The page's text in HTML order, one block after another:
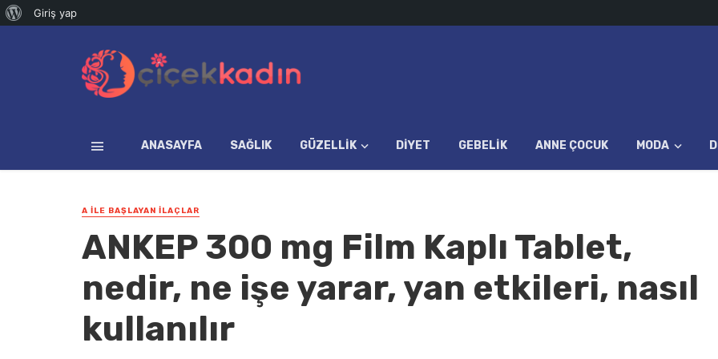
WordPress
Giriş yap
ANASAYFA SAĞLIK GÜZELLIK DIYET GEBELIK ANNE ÇOCUK MODA
A İLE BAŞLAYAN İLAÇLAR
ANKEP 300 mg Film Kaplı Tablet,
nedir, ne işe yarar, yan etkileri, nasıl
kullanılır